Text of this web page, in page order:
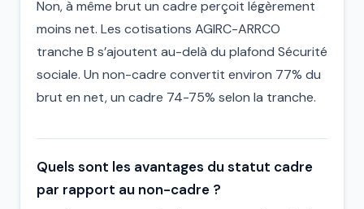
Non, à même brut un cadre perçoit légèrement
moins net. Les cotisations AGIRC-ARRCO
tranche B s’ajoutent au-delà du plafond Sécurité
sociale. Un non-cadre convertit environ 77% du
brut en net, un cadre 74-75% selon la tranche.
Quels sont les avantages du statut cadre
par rapport au non-cadre ?